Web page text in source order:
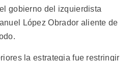
gobierno del izquierdista
López Obrador aliente de
la estrategia fue restringir